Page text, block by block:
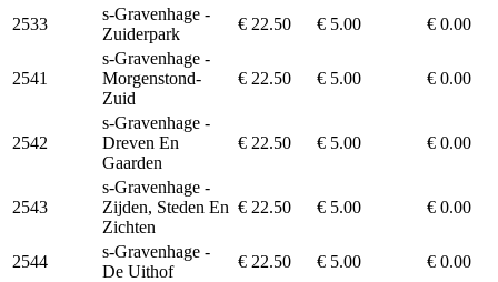
2533
s-Gravenhage -
Zuiderpark
€ 22.50 € 5.00 € 0.00
2541
s-Gravenhage -
Morgenstond-
Zuid
€ 22.50 € 5.00 € 0.00
2542
s-Gravenhage -
Dreven En
Gaarden
€ 22.50 € 5.00 € 0.00
2543
s-Gravenhage -
Zijden, Steden En
Zichten
€ 22.50 € 5.00 € 0.00
2544
s-Gravenhage -
De Uithof
€ 22.50 € 5.00 € 0.00